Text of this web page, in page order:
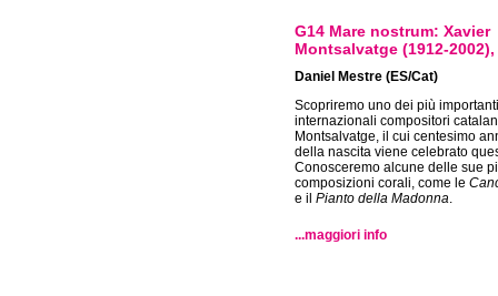
G14 Mare nostrum: Xavier
Montsalvatge (1912-
Daniel Mestre (ES/Cat)
Scopriremo uno dei più
internazionali compositori
Montsalvatge, il cui centesimo
della nascita viene celebrato
Conosceremo alcune delle sue
composizioni corali, come le
e il Pianto della Madonna.
...maggiori info